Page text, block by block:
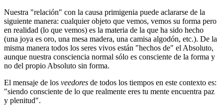
Nuestra "relación" con la causa primigenia puede aclararse de la
siguiente manera: cualquier objeto que vemos, vemos su forma pero
en realidad (lo que vemos) es la materia de la que ha sido hecho
(una joya es oro, una mesa madera, una camisa algodón, etc.). De la
misma manera todos los seres vivos están "hechos de" el Absoluto,
aunque nuestra consciencia normal sólo es consciente de la forma y
no del propio Absoluto sin forma.
El mensaje de los veedores de todos los tiempos en este contexto es:
"siendo consciente de lo que realmente eres tu mente encuentra paz
y plenitud".